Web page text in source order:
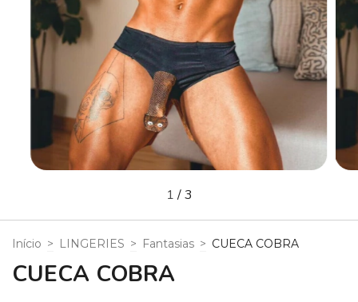
1/3
Início > LINGERIES > Fantasias > CUECA COBRA
CUECA COBRA